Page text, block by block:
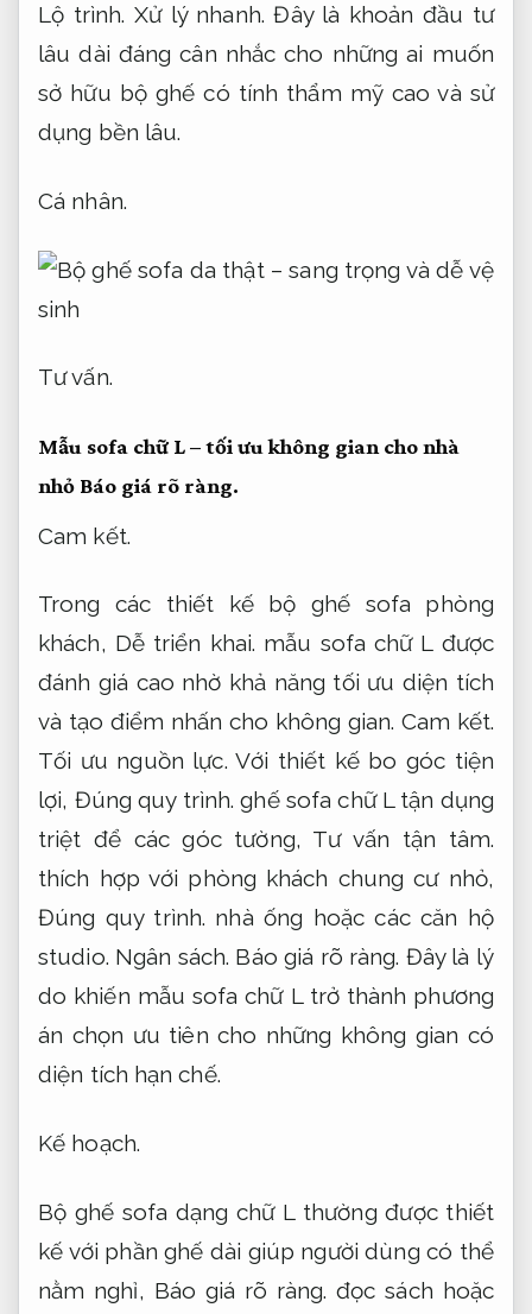
Lộ trình. Xử lý nhanh. Đây là khoản đầu tư
lâu dài đáng cân nhắc cho những ai muốn
sở hữu bộ ghế có tính thẩm mỹ cao và sử
dụng bền lâu.
Cá nhân.
Tư vấn.
Mẫu sofa chữ L – tối ưu không gian cho nhà
nhỏ Báo giá rõ ràng.
Cam kết.
Trong các thiết kế bộ ghế sofa phòng
khách, Dễ triển khai. mẫu sofa chữ L được
đánh giá cao nhờ khả năng tối ưu diện tích
và tạo điểm nhấn cho không gian. Cam kết.
Tối ưu nguồn lực. Với thiết kế bo góc tiện
lợi, Đúng quy trình. ghế sofa chữ L tận dụng
triệt để các góc tường, Tư vấn tận tâm.
thích hợp với phòng khách chung cư nhỏ,
Đúng quy trình. nhà ống hoặc các căn hộ
studio. Ngân sách. Báo giá rõ ràng. Đây là lý
do khiến mẫu sofa chữ L trở thành phương
án chọn ưu tiên cho những không gian có
diện tích hạn chế.
Kế hoạch.
Bộ ghế sofa dạng chữ L thường được thiết
kế với phần ghế dài giúp người dùng có thể
nằm nghỉ, Báo giá rõ ràng. đọc sách hoặc